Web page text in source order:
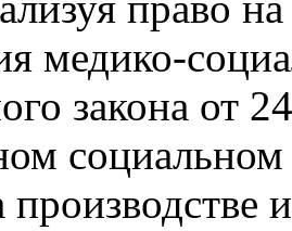
медико-
закона от